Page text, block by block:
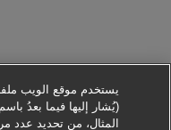
يستخدم موقع الويب
(يُشار إليها فيما بعدُ
المثال، من تحديد عدد